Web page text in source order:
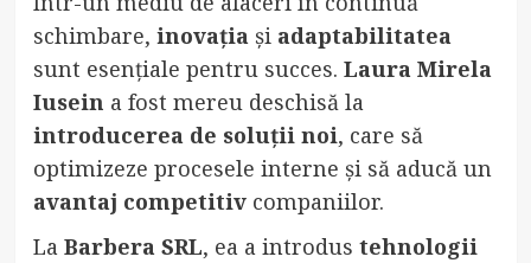
schimbare, inovațiași adaptabilitatea
sunt esențiale pentru succes. Laura Mirela
Iusein a fost mereu deschisă la
introducerea de soluții noi, care să
optimizeze procesele interne și să aducă un
avantaj competitivcompaniilor.
La Barbera SRL, ea a introdus tehnologii